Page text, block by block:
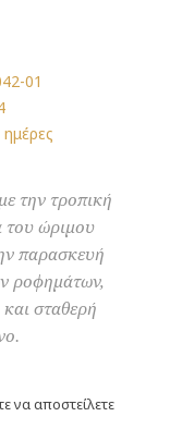
01
την τροπική
του ώριμου
παρασκευή
ροφημάτων,
σταθερή
να αποστείλετε